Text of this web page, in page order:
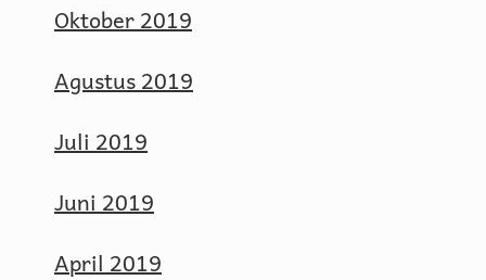
Oktober 2019
Agustus 2019
Juli 2019
Juni 2019
April 2019